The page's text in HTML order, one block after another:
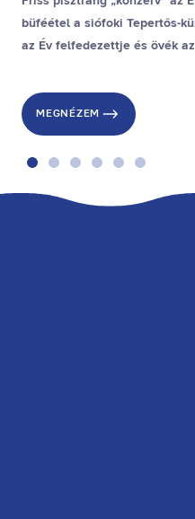
büféétel a siófoki Tepertős-
az Év felfedezettje és övék
MEGNÉZEM